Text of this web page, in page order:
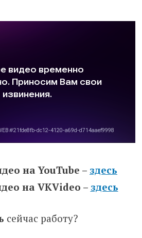
на YouTube – здесь
на VKVideo – здесь
сейчас работу?